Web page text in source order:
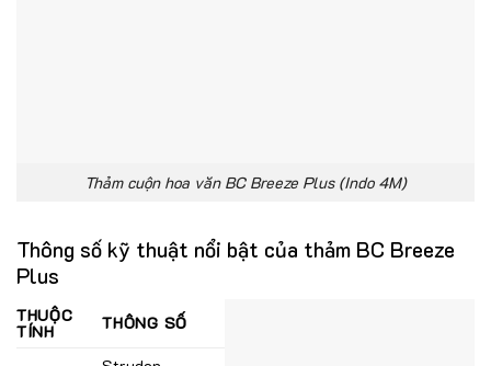
Thảm cuộn hoa văn BC Breeze Plus (Indo 4M)
Thông số kỹ thuật nổi bật của thảm BC Breeze
Plus
THUỘC
TÍNH THÔNG SỐ